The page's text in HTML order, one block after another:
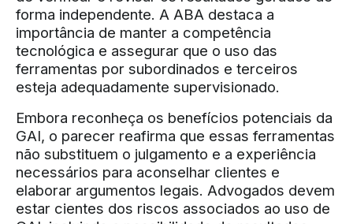
forma independente. A ABA destaca a
importância de manter a competência
tecnológica e assegurar que o uso das
ferramentas por subordinados e terceiros
esteja adequadamente supervisionado.
Embora reconheça os benefícios potenciais da
GAI, o parecer reafirma que essas ferramentas
não substituem o julgamento e a experiência
necessários para aconselhar clientes e
elaborar argumentos legais. Advogados devem
estar cientes dos riscos associados ao uso de